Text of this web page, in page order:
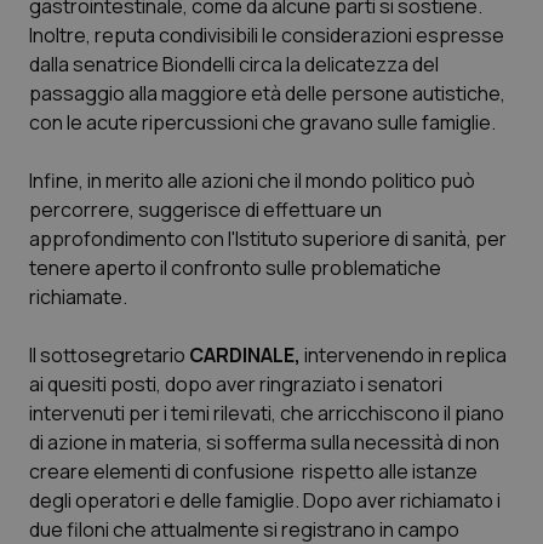
gastrointestinale, come da alcune parti si sostiene.
Inoltre, reputa condivisibili le considerazioni espresse
dalla senatrice Biondelli circa la delicatezza del
passaggio alla maggiore età delle persone autistiche,
con le acute ripercussioni che gravano sulle famiglie.
Infine, in merito alle azioni che il mondo politico può
percorrere, suggerisce di effettuare un
approfondimento con l'Istituto superiore di sanità, per
tenere aperto il confronto sulle problematiche
richiamate.
Il sottosegretario CARDINALE, intervenendo in replica
ai quesiti posti, dopo aver ringraziato i senatori
intervenuti per i temi rilevati, che arricchiscono il piano
di azione in materia, si sofferma sulla necessità di non
creare elementi di confusione rispetto alle istanze
degli operatori e delle famiglie. Dopo aver richiamato i
due filoni che attualmente si registrano in campo
PHPSESSID
PHP.net
www.quotidianosanita.it
_ga_KM60CM4NPH .quotidianosanita.it